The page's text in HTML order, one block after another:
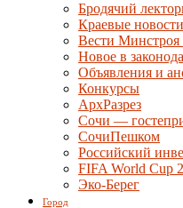
Бродячий
Краевые новости
Вести
Новое в
Объявления и
Конкурсы
АрхРазрез
Сочи —
СочиПешком
Российский
FIFA World Cup
Эко-Берег
Город